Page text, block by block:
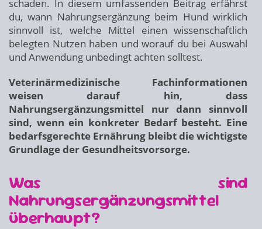
schaden. In diesem umfassenden Beitrag erfährst
du, wann Nahrungsergänzung beim Hund wirklich
sinnvoll ist, welche Mittel einen wissenschaftlich
belegten Nutzen haben und worauf du bei Auswahl
und Anwendung unbedingt achten solltest.
Veterinärmedizinische Fachinformationen
weisen darauf hin, dass
Nahrungsergänzungsmittel nur dann sinnvoll
sind, wenn ein konkreter Bedarf besteht. Eine
bedarfsgerechte Ernährung bleibt die wichtigste
Grundlage der Gesundheitsvorsorge.
Was sind
Nahrungsergänzungsmittel
überhaupt?